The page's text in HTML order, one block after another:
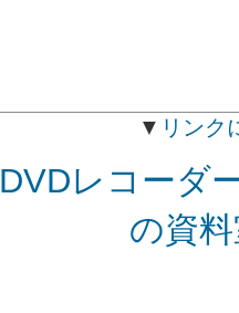
▼ リンク
DVDレコーダ
の資